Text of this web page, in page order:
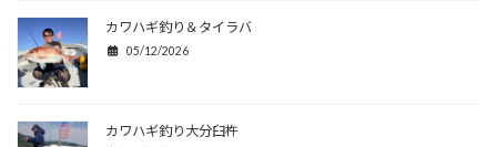
カワハギ釣り＆タイラバ
05/12/2026
カワハギ釣り大分臼杵